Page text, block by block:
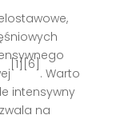
[1][6]
. Warto
intensywny
na